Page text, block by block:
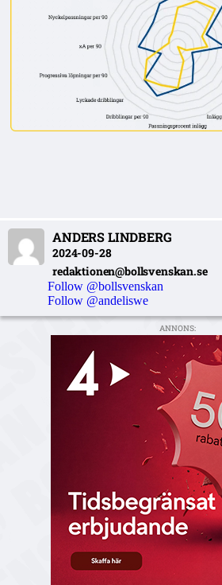
ANDERS LINDBERG
2024-09-28
redaktionen@bollsvenskan.se
Follow @bollsvenskan
Follow @andeliswe
ANNONS: